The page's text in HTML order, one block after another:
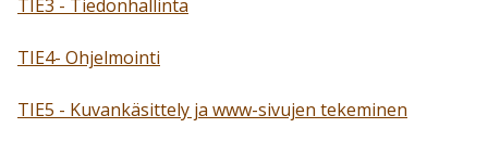
TIE3 - Tiedonhallinta
TIE4- Ohjelmointi
TIE5 - Kuvankäsittely ja www-sivujen tekeminen